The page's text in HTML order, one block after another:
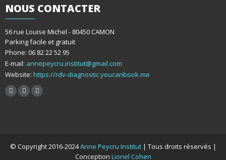
80,00€.60,00€.
NOUS CONTACTER
56 rue Louise Michel - 80450 CAMON
Parking facile et gratuit
Phone: 06 82 22 52 95
E-mail: annepeycru.institut@gmail.com
Website: https://rdv-diagnostic.youcanbook.me
© Copyright 2016-2024Anne Peycru Institut | Tous droits réservés |
Conception Lionel Cohen